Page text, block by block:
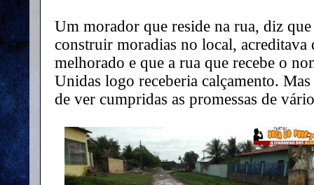
Um morador que reside na rua, diz
construir moradias no local, acreditava
melhorado e que a rua que recebe o
Unidas logo receberia calçamento.
de ver cumpridas as promessas de